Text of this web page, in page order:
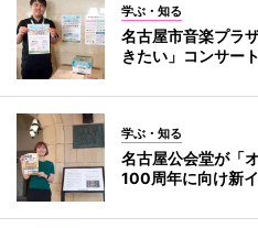
学ぶ・知る
名古屋市音楽プラ
きたい」コンサー
学ぶ・知る
名古屋公会堂が「
100周年に向け新